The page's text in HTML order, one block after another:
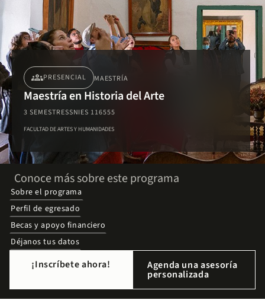
groupsPRESENCIAL MAESTRÍA
Maestría en Historia del Arte
3 SEMESTRESSNIES 116555
FACULTAD DE ARTES Y HUMANIDADES
Conoce más sobre este programa
Sobre el programa
Perfil de egresado
Becas y apoyo financiero
Déjanos tus datos
¡Inscríbete ahora! Agenda una asesoría
personalizada